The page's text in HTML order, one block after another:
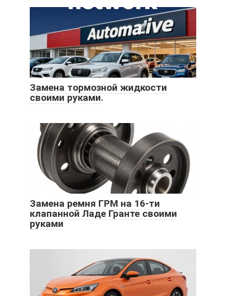
Замена тормозной жидкости
своими руками.
Замена ремня ГРМ на 16-ти
клапанной Ладе Гранте своими
руками